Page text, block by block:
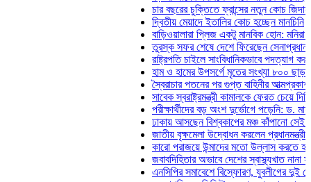
চার বছরের চুক্তিতে ফ্রান্সের নতুন কোচ জিদান
দ্বিতীয় মেয়াদে ইতালির কোচ হচ্ছেন মানচিনি
বাড়িওয়ালারা প্লিজ একটু মানবিক হোন: মনিরা মিঠু
তুরস্ক সফর শেষে দেশে ফিরেছেন সেনাপ্রধান
রাষ্ট্রপতি চাইলে সাংবিধানিকভাবে পদত্যাগ করতে
হাম ও হামের উপসর্গে মৃতের সংখ্যা ৮০০ ছাড়াল
স্বৈরাচার পতনের পর গুপ্ত বাহিনীর আত্মপ্রকাশ:
সাবেক স্বরাষ্ট্রমন্ত্রী কামালকে ফেরত চেয়ে দিল্লিকে
পরীক্ষার্থীদের বড় অংশ দুর্ভোগে পড়েনি: ড. মাহ্‌দী
ঢাকায় আসছেন বিশ্বকাপের মঞ্চ কাঁপানো সেই সঞ্জয়
জাতীয় বৃক্ষমেলা উদ্বোধন করলেন প্রধানমন্ত্রী
কারো পরাজয়ে উন্মাদের মতো উল্লাস করতে হয় না:
জবাবদিহিতার অভাবে দেশের স্বাস্থ্যখাত নানা
এনসিপির সমাবেশে বিস্ফোরণ, যুবলীগের দুই